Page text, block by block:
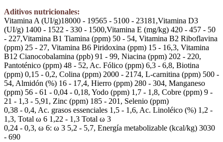
Aditivos nutricionales:
Vitamina A (UI/g)18000 - 19565 - 5100 - 23181,Vitamina D3
(UI/g) 1400 - 1522 - 330 - 1500,Vitamina E (mg/kg) 420 - 457 - 50
- 227,Vitamina B1 Tiamina (ppm) 50 - 54, Vitamina B2 Riboflavina
(ppm) 25 - 27, Vitamina B6 Piridoxina (ppm) 15 - 16,3, Vitamina
B12 Cianocobalamina (ppb) 91 - 99, Niacina (ppm) 202 - 220,
Pantoténico (ppm) 48 - 52, Ac. Fólico (ppm) 6,3 - 6,8, Biotina
(ppm) 0,15 - 0,2, Colina (ppm) 2000 - 2174, L-carnitina (ppm) 500 -
54, Almidón (%) 16 - 17,4, Hierro (ppm) 280 - 304, Manganeso
(ppm) 56 - 61 - 0,04 - 0,18, Yodo (ppm) 1,7 - 1,8, Cobre (ppm) 9 -
21 - 1,3 - 5,91, Zinc (ppm) 185 - 201, Selenio (ppm)
0,38 - 0,4, Ac. grasos essenciales 1,5 - 1,6, Ac. Linoléico (%) 1,2 -
1,3, Total ω 6 1,22 - 1,3 Total ω 3
0,24 - 0,3, ω 6: ω 3 5,2 - 5,7, Energía metabolizable (kcal/kg) 3030
- 690